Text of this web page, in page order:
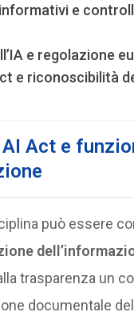
e
e regolazione
e riconoscibilità
Act e
può essere
trasparenza un
documentale